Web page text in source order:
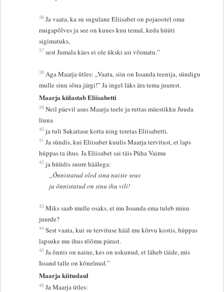
36 Ja vaata, ka su sugulane Eliisabet on pojaootel oma
raugapõlves ja see on kuues kuu temal, keda hüüti
sigimatuks,
37 sest Jumala käes ei ole ükski asi võimatu.”
38 Aga Maarja ütles: „Vaata, siin on Issanda teenija, sündigu
mulle sinu sõna järgi!” Ja ingel läks ära tema juurest.
Maarja külastab Eliisabetti
39 Neil päevil asus Maarja teele ja ruttas mäestikku Juuda
linna
40 ja tuli Sakariase kotta ning teretas Eliisabetti.
41 Ja sündis, kui Eliisabet kuulis Maarja tervitust, et laps
hüppas ta ihus. Ja Eliisabet sai täis Püha Vaimu
42 ja hüüdis suure häälega:
„Õnnistatud oled sina naiste seas
ja õnnistatud on sinu ihu vili!
43 Miks saab mulle osaks, et mu Issanda ema tuleb minu
juurde?
44 Sest vaata, kui su tervituse hääl mu kõrvu kostis, hüppas
lapsuke mu ihus rõõmu pärast.
45 Ja õnnis on naine, kes on uskunud, et läheb täide, mis
Issand talle on kõnelnud.”
Maarja kiituslaul
46 Ja Maarja ütles: